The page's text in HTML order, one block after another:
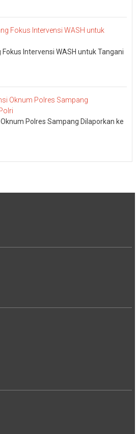
Intervensi WASH untuk Tangani
Polres Sampang Dilaporkan ke